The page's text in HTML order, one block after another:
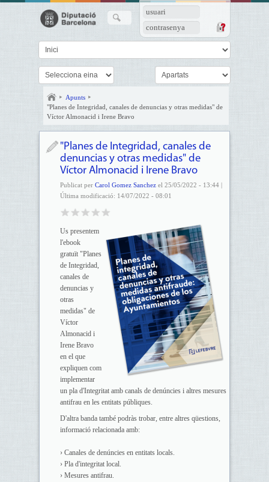
usuari
contrasenya
Apunts
"Planes de Integridad, canales de denuncias y otras medidas" de
Víctor Almonacid i Irene Bravo
"Planes de Integridad, canales de
denuncias y otras medidas" de
Víctor Almonacid i Irene Bravo
Publicat per Carol Gomez Sanchezel 25/05/2022 - 13:44 |
Última modificació: 14/07/2022 - 08:01
Us presentem
l'ebook
gratuït "Planes
de Integridad,
canales de
denuncias y
otras
medidas" de
Víctor
Almonacid i
Irene Bravo
en el que
expliquen com
implementar
un pla d'Integritat amb canals de denúncies i altres mesures
antifrau en les entitats públiques.
D'altra banda també podràs trobar, entre altres qüestions,
informació relacionada amb:
› Canales de denúncies en entitats locals.
› Pla d'integritat local.
› Mesures antifrau.